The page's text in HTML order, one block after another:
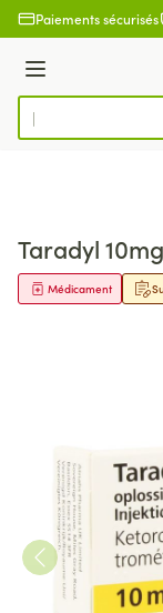
Aller au contenu
Paiements sécurisés
Menu
Rechercher
Taradyl
Médicament